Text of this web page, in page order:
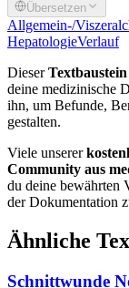
Übersetzen
Allgemein-/
HepatologieVerlauf
DieserTextbaustein
deine medizinische
ihn, um Befunde,
gestalten.
Viele unserer
Community aus
du deine bewährten
der Dokumentation
Ähnliche
Schnittwunde